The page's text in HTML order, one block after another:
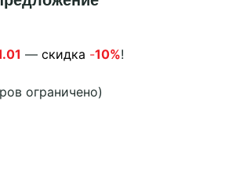
21
— скидка -10%!
ограничено)